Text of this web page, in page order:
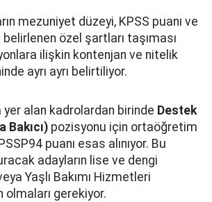
mezuniyet düzeyi, KPSS puanı ve
özel şartları taşıması
ilişkin kontenjan ve nitelik
ayrı ayrı belirtiliyor.
yer alan kadrolardan birinde Destek
Bakıcı) pozisyonu için ortaöğretim
puanı esas alınıyor. Bu
adayların lise ve dengi
Yaşlı Bakımı Hizmetleri
olmaları gerekiyor.